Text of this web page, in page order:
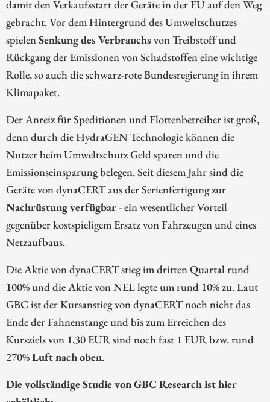
damit den Verkaufsstart der Geräte in der EU auf den Weg
gebracht. Vor dem Hintergrund des Umweltschutzes
spielenSenkung des Verbrauchs von Treibstoff und
Rückgang der Emissionen von Schadstoffen eine wichtige
Rolle, so auch die schwarz-rote Bundesregierung in ihrem
Klimapaket.
Der Anreiz für Speditionen und Flottenbetreiber ist groß,
denn durch die HydraGEN Technologie können die
Nutzer beim Umweltschutz Geld sparen und die
Emissionseinsparung belegen. Seit diesem Jahr sind die
Geräte von dynaCERT aus der Serienfertigung zur
Nachrüstung verfügbar- ein wesentlicher Vorteil
gegenüber kostspieligem Ersatz von Fahrzeugen und eines
Netzaufbaus.
Die Aktie von dynaCERT stieg im dritten Quartal rund
100% und die Aktie von NEL legte um rund 10% zu. Laut
GBC ist der Kursanstieg von dynaCERT noch nicht das
Ende der Fahnenstange und bis zum Erreichen des
Kursziels von 1,30 EUR sind noch fast 1 EUR bzw. rund
270%Luft nach oben.
Die vollständige Studie von GBC Research ist hier